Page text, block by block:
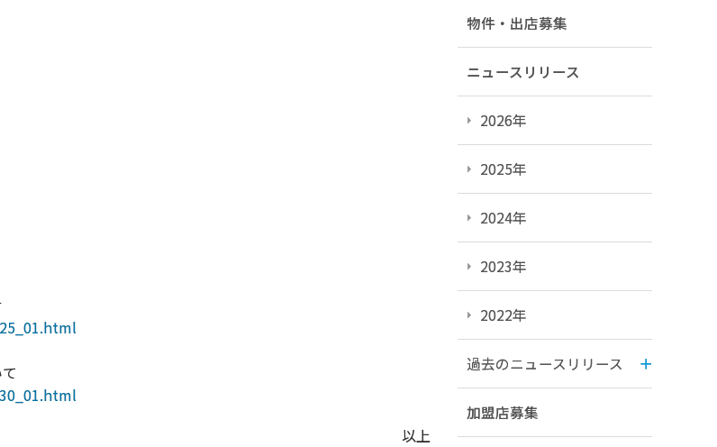
以上
物件・出店募集
ニュースリリース
2026年
2025年
2024年
2023年
2022年
過去のニュースリリース
加盟店募集